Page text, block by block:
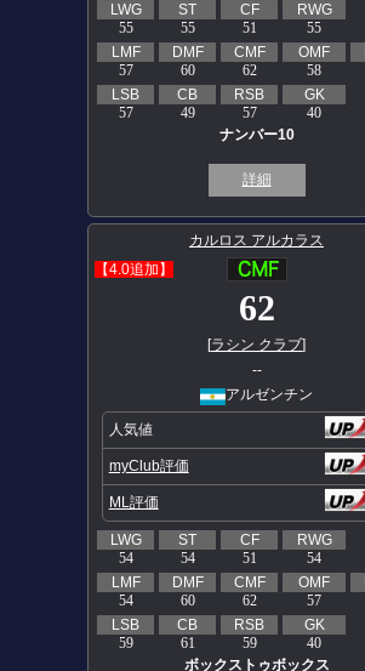
LWG
55
ST
55
CF
51
RWG
55
LMF
57
DMF
60
CMF
62
OMF
58
LSB
57
CB
49
RSB
57
GK
40
ナンバー10
詳細
カルロス アルカラス
【4.0追加】
62
[ラシン クラブ]
--
アルゼンチン
人気値
myClub評価
ML評価
LWG
54
ST
54
CF
51
RWG
54
LMF
54
DMF
60
CMF
62
OMF
57
LSB
59
CB
61
RSB
59
GK
40
ボックストゥボックス